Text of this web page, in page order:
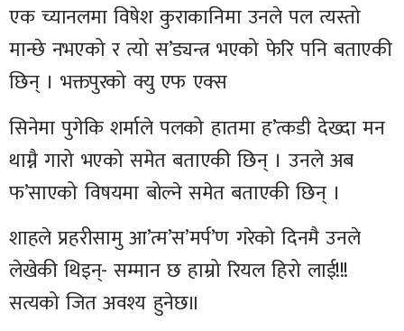
एक च्यानलमा विषेश कुराकानिमा उनले पल त्यस्तो
मान्छे नभएको र त्यो स’ड्यन्त्र भएको फेरि पनि बताएकी
छिन् । भक्तपुरको क्यु एफ एक्स
सिनेमा पुगेकि शर्माले पलको हातमा ह’त्कडी देख्दा मन
थाम्नै गारो भएको समेत बताएकी छिन् । उनले अब
फ’साएको विषयमा बोल्ने समेत बताएकी छिन् ।
शाहले प्रहरीसामु आ’त्म’स’मर्प’ण गरेको दिनमै उनले
लेखेकी थिइन्- सम्मान छ हाम्रो रियल हिरो लाई!!!
सत्यको जित अवश्य हुनेछ॥